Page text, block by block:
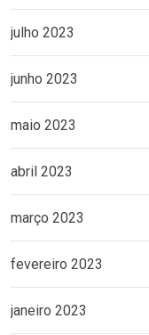
julho 2023
junho 2023
maio 2023
abril 2023
março 2023
fevereiro 2023
janeiro 2023